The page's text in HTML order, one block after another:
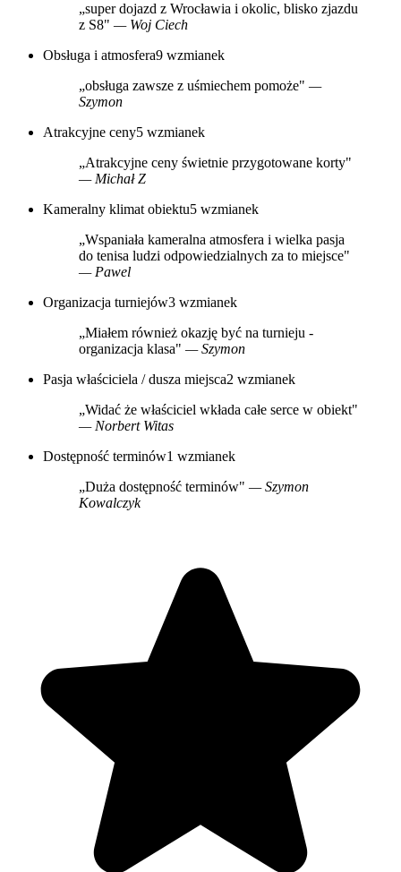
„super dojazd z Wrocławia i okolic, blisko zjazdu
z S8" — Woj Ciech
Obsługa i atmosfera9 wzmianek
„obsługa zawsze z uśmiechem pomoże" —
Szymon
Atrakcyjne ceny5 wzmianek
„Atrakcyjne ceny świetnie przygotowane korty"
— Michał Z
Kameralny klimat obiektu5 wzmianek
„Wspaniała kameralna atmosfera i wielka pasja
do tenisa ludzi odpowiedzialnych za to miejsce"
— Pawel
Organizacja turniejów3 wzmianek
„Miałem również okazję być na turnieju -
organizacja klasa" — Szymon
Pasja właściciela / dusza miejsca2 wzmianek
„Widać że właściciel wkłada całe serce w obiekt"
— Norbert Witas
Dostępność terminów1 wzmianek
„Duża dostępność terminów" — Szymon
Kowalczyk